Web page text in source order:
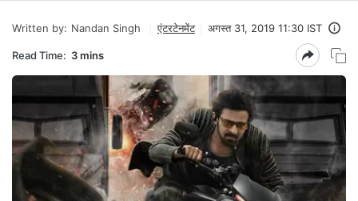
Written by: Nandan Singh एंटरटेनमेंट अगस्त 31, 2019 11:30 IST
Read Time: 3 mins